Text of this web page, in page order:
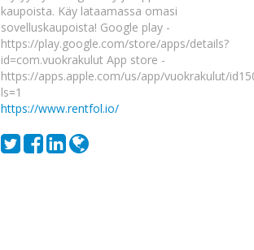
kaupoista. Käy lataamassa omasi
sovelluskaupoista! Google play -
https://play.google.com/store/apps/details?
id=com.vuokrakulut App store -
https://apps.apple.com/us/app/vuokrakulut/
ls=1
https://www.rentfol.io/